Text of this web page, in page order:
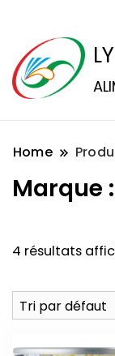
Home
Marque :
4 résultats